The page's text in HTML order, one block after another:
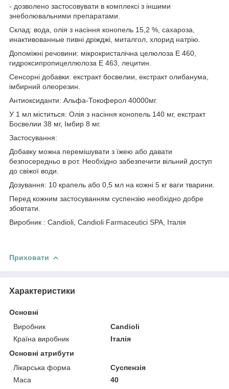
- дозволено застосовувати в комплексі з іншими
знеболювальними препаратами.
Склад: вода, олія з насіння конопель 15,2 %, сахароза,
инактивованные пивні дріжджі, миталгол, хлорид натрію.
Допоміжні речовини: мікрокристалічна целюлоза Е 460,
гидроксипропицеллюлоза Е 463, лецитин.
Сенсорні добавки: екстракт босвелии, екстракт олибанума,
імбирний олеорезин.
Антиоксиданти: Альфа-Токоферол 40000мг.
У 1 мл міститься: Олія з насіння конопель 140 мг, екстракт
Босвелии 38 мг, Імбир 8 мг.
Застосування:
Добавку можна перемішувати з їжею або давати
безпосередньо в рот. Необхідно забезпечити вільний доступ
до свіжої води.
Дозування: 10 крапель або 0,5 мл на кожні 5 кг ваги тварини.
Перед кожним застосуванням суспензію необхідно добре
збовтати.
Виробник : Candioli, Candioli Farmaceutici SPA, Італія
Приховати
Характеристики
Основні
Виробник
Candioli
Країна виробник
Італія
Основні атрибути
Лікарська форма
Суспензія
Маса
40